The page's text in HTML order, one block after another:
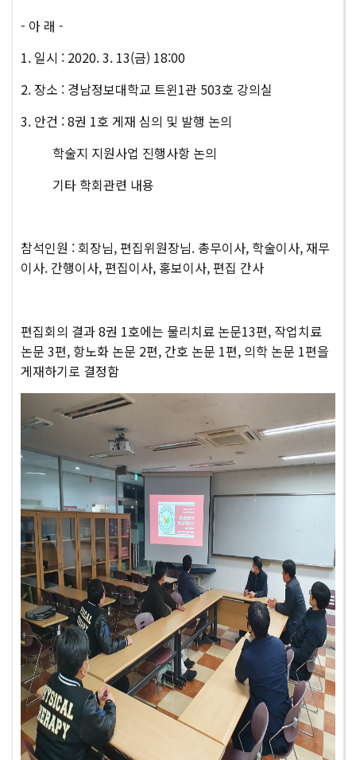
- 아 래 -
1. 일시 : 2020. 3. 13(금) 18:00
2. 장소 : 경남정보대학교 트윈1관 503호 강의실
3. 안건 : 8권 1호 게재 심의 및 발행 논의
학술지 지원사업 진행사항 논의
기타 학회관련 내용
참석인원 : 회장님, 편집위원장님. 총무이사, 학술이사, 재무
이사. 간행이사, 편집이사, 홍보이사, 편집 간사
편집회의 결과8권 1호에는 물리치료 논문13편, 작업치료
논문 3편, 항노화 논문 2편, 간호 논문 1편, 의학 논문 1편을
게재하기로 결정함